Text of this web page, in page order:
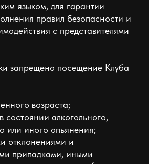
языком, для гарантии
правил безопасности и
с представителями
запрещено посещение Клуба
возраста;
алкогольного,
или иного опьянения;
отклонениями и
припадками, иными